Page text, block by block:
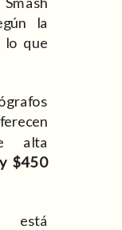
la
lo que
alta
$450